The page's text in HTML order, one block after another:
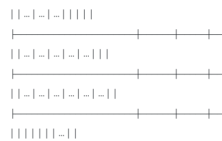
│ │ ... │ ... │ ... │ │ │ │ │
│ │ ... │ ... │ ... │ ... │ ... │ │ │
│ │ ... │ ... │ ... │ ... │ ... │ ... │ │
│ │ │ │ │ │ │ ... │ │